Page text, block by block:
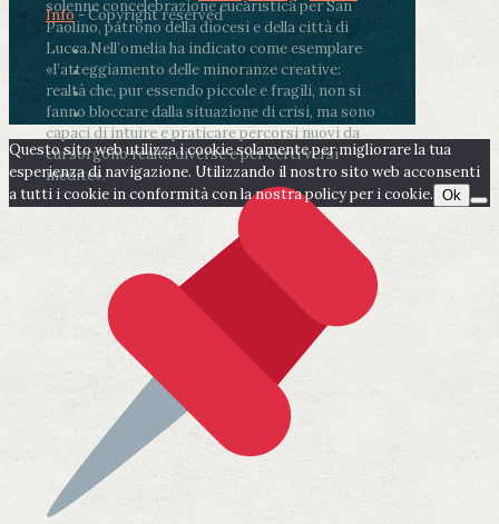
solenne concelebrazione eucaristica per San
Paolino, patrono della diocesi e della città di
Lucca.Nell’omelia ha indicato come esemplare
«l’atteggiamento delle minoranze creative:
realtà che, pur essendo piccole e fragili, non si
fanno bloccare dalla situazione di crisi, ma sono
capaci di intuire e praticare percorsi nuovi da
cui sorgono realtà diverse e per certi versi
inedite».
Info- Copyright reserved
Questo sito web utilizza i cookie solamente per migliorare la tua
esperienza di navigazione. Utilizzando il nostro sito web acconsenti
a tutti i cookie in conformità con la nostra policy per i cookie. Ok